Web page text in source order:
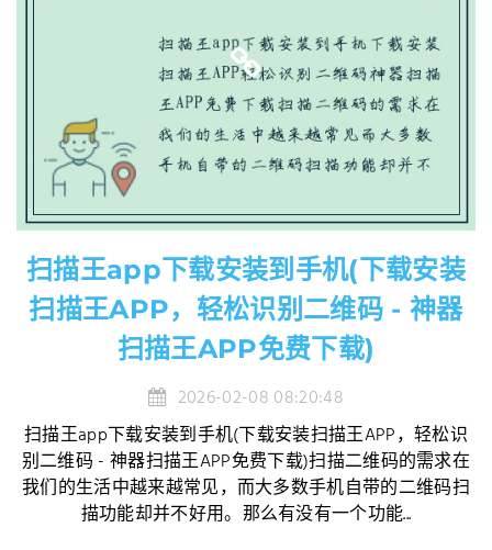
扫描王app下载安装到手机(下载安装
扫描王APP，轻松识别二维码 - 神器
扫描王APP免费下载)
2026-02-08 08:20:48
扫描王app下载安装到手机(下载安装扫描王APP，轻松识
别二维码 - 神器扫描王APP免费下载)扫描二维码的需求在
我们的生活中越来越常见，而大多数手机自带的二维码扫
描功能却并不好用。那么有没有一个功能...